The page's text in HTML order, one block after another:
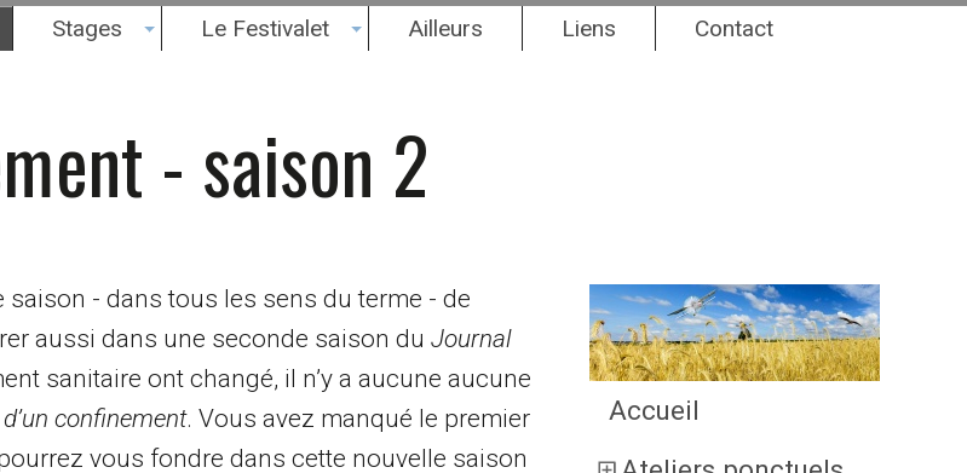
Stages Le Festivalet Ailleurs Liens Contact
- saison 2
- dans tous les sens du terme - de
aussi dans une seconde saison du Journal
sanitaire ont changé, il n’y a aucune aucune
confinement. Vous avez manqué le premier
vous fondre dans cette nouvelle saison
Accueil